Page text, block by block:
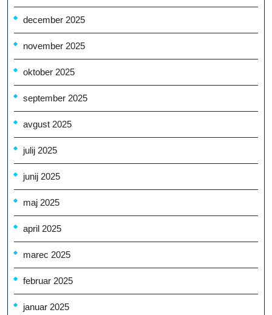
december 2025
november 2025
oktober 2025
september 2025
avgust 2025
julij 2025
junij 2025
maj 2025
april 2025
marec 2025
februar 2025
januar 2025